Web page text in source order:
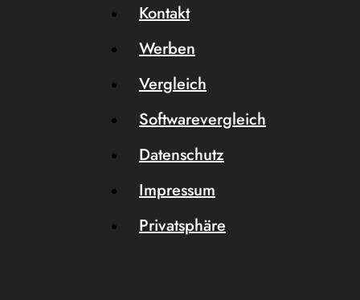
Kontakt
Werben
Vergleich
Softwarevergleich
Datenschutz
Impressum
Privatsphäre